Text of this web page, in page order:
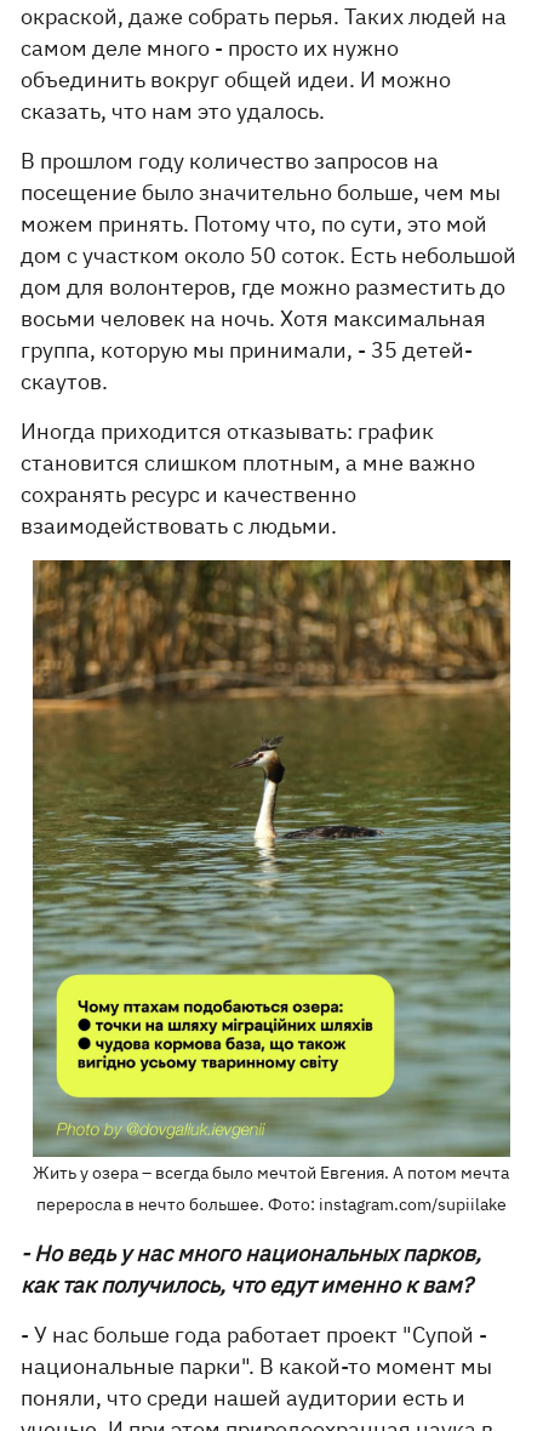
окраской, даже собрать перья. Таких людей на
самом деле много - просто их нужно
объединить вокруг общей идеи. И можно
сказать, что нам это удалось.
В прошлом году количество запросов на
посещение было значительно больше, чем мы
можем принять. Потому что, по сути, это мой
дом с участком около 50 соток. Есть небольшой
дом для волонтеров, где можно разместить до
восьми человек на ночь. Хотя максимальная
группа, которую мы принимали, - 35 детей-
скаутов.
Иногда приходится отказывать: график
становится слишком плотным, а мне важно
сохранять ресурс и качественно
взаимодействовать с людьми.
Жить у озера – всегда было мечтой Евгения. А потом мечта
переросла в нечто большее. Фото: instagram.com/supiilake
- Но ведь у нас много национальных парков,
как так получилось, что едут именно к вам?
- У нас больше года работает проект "Супой -
национальные парки". В какой-то момент мы
поняли, что среди нашей аудитории есть и